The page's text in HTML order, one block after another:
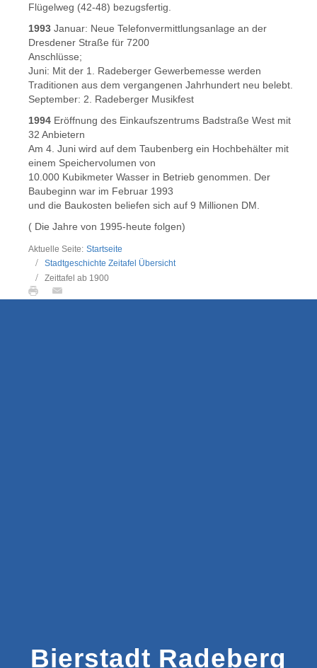
Flügelweg (42-48) bezugsfertig.
1993 Januar: Neue Telefonvermittlungsanlage an der
Dresdener Straße für 7200
Anschlüsse;
Juni: Mit der 1. Radeberger Gewerbemesse werden
Traditionen aus dem vergangenen Jahrhundert neu belebt.
September: 2. Radeberger Musikfest
1994 Eröffnung des Einkaufszentrums Badstraße West mit
32 Anbietern
Am 4. Juni wird auf dem Taubenberg ein Hochbehälter mit
einem Speichervolumen von
10.000 Kubikmeter Wasser in Betrieb genommen. Der
Baubeginn war im Februar 1993
und die Baukosten beliefen sich auf 9 Millionen DM.
( Die Jahre von 1995-heute folgen)
Aktuelle Seite: Startseite
Stadtgeschichte Zeitafel Übersicht
Zeittafel ab 1900
Bierstadt Radeberg